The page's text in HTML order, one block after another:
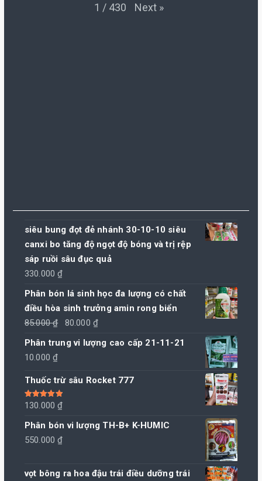
1 / 430 Next »
siêu bung đọt đẻ nhánh 30-10-10 siêu
canxi bo tăng độ ngọt độ bóng và trị rệp
sáp ruồi sâu đục quả
330.000₫
Phân bón lá sinh học đa lượng có chất
điều hòa sinh trưởng amin rong biển
85.000₫
Giá
80.000 ₫
80.000 ₫.
Phân trung vi lượng cao cấp 21-11-21
10.000₫
Thuốc trừ sâu Rocket 777
Được xếp
hạng 5.00 5
130.000₫
Phân bón vi lượng TH-B+ K-HUMIC
550.000₫
vọt bông ra hoa đậu trái điều dưỡng trái